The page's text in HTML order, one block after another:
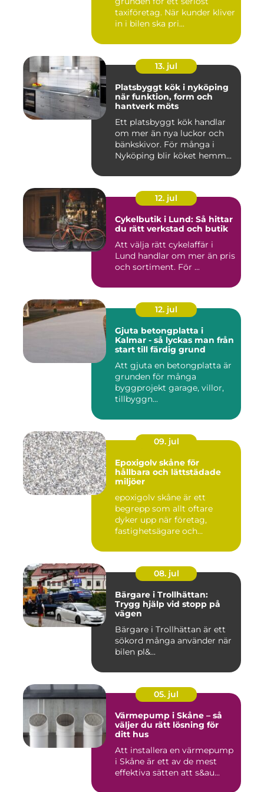
taxiföretag. När kunder kliver
in i bilen ska pri...
13. jul
Platsbyggt kök i nyköping
när funktion, form och
hantverk möts
Ett platsbyggt kök handlar
om mer än nya luckor och
bänkskivor. För många i
Nyköping blir köket hemm...
12. jul
Cykelbutik i Lund: Så hittar
du rätt verkstad och butik
Att välja rätt cykelaffär i
Lund handlar om mer än pris
och sortiment. För ...
12. jul
Gjuta betongplatta i
Kalmar - så lyckas man från
start till färdig grund
Att gjuta en betongplatta är
grunden för många
byggprojekt garage, villor,
tillbyggn...
09. jul
Epoxigolv skåne för
hållbara och lättstädade
miljöer
epoxigolv skåne är ett
begrepp som allt oftare
dyker upp när företag,
fastighetsägare och
08. jul
Bärgare i Trollhättan:
Trygg hjälp vid stopp på
vägen
Bärgare i Trollhättan är ett
sökord många använder när
bilen pl&...
05. jul
Värmepump i Skåne – så
väljer du rätt lösning för
ditt hus
Att installera en värmepump
i Skåne är ett av de mest
effektiva sätten att s&au...